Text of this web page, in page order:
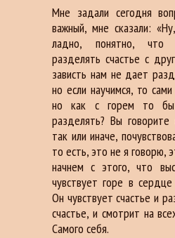
Мне задали сегодня
важный, мне сказали:
ладно, понятно, что
разделять счастье с
зависть нам не дает
но если научимся, то
но как с горем то
разделять? Вы
так или иначе,
то есть, это не я говорю,
начнем с этого, что
чувствует горе в
Он чувствует счастье и
счастье, и смотрит на
Самого себя.